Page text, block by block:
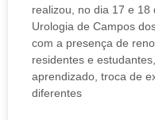
realizou, no dia 17 e 18
Urologia de Campos
com a presença de
residentes e
aprendizado, troca de
diferentes